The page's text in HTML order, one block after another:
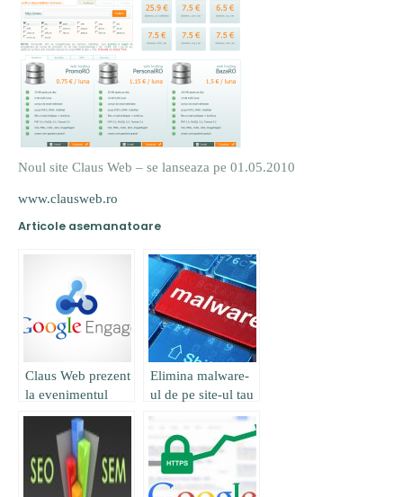
Noul site Claus Web – se lanseaza pe 01.05.2010
www.clausweb.ro
Articole asemanatoare
Claus Web prezent
la evenimentul
Google Engage
Cluj-Napoca 2012
Elimina malware-
ul de pe site-ul tau